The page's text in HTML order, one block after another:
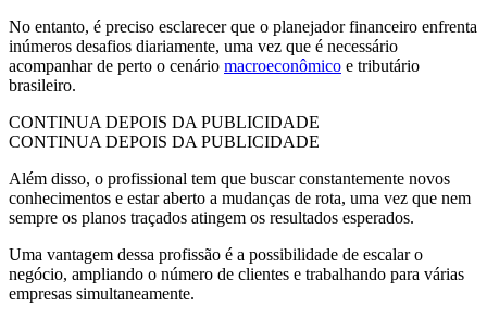
No entanto, é preciso esclarecer que o planejador financeiro enfrenta
inúmeros desafios diariamente, uma vez que é necessário
acompanhar de perto o cenário macroeconômico e tributário
brasileiro.
CONTINUA DEPOIS DA PUBLICIDADE
CONTINUA DEPOIS DA PUBLICIDADE
Além disso, o profissional tem que buscar constantemente novos
conhecimentos e estar aberto a mudanças de rota, uma vez que nem
sempre os planos traçados atingem os resultados esperados.
Uma vantagem dessa profissão é a possibilidade de escalar o
negócio, ampliando o número de clientes e trabalhando para várias
empresas simultaneamente.